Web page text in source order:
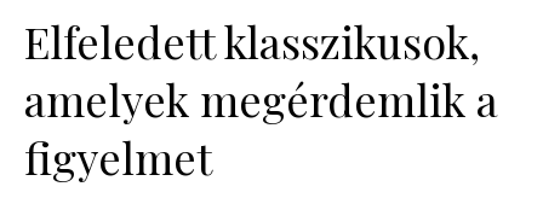
Elfeledett klasszikusok,
amelyek megérdemlik a
figyelmet